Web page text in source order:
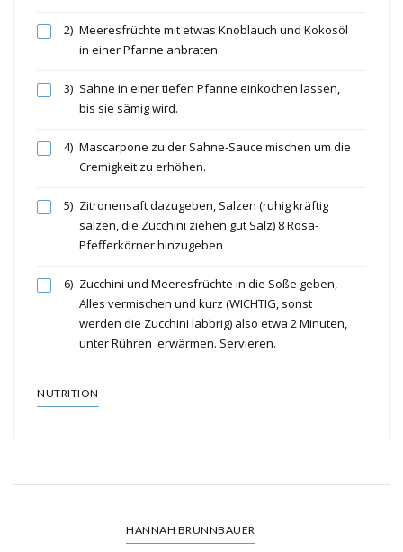
2) Meeresfrüchte mit etwas Knoblauch und Kokosöl
in einer Pfanne anbraten.
3) Sahne in einer tiefen Pfanne einkochen lassen,
bis sie sämig wird.
4) Mascarpone zu der Sahne-Sauce mischen um die
Cremigkeit zu erhöhen.
5) Zitronensaft dazugeben, Salzen (ruhig kräftig
salzen, die Zucchini ziehen gut Salz) 8 Rosa-
Pfefferkörner hinzugeben
6) Zucchini und Meeresfrüchte in die Soße geben,
Alles vermischen und kurz (WICHTIG, sonst
werden die Zucchini labbrig) also etwa 2 Minuten,
unter Rühren erwärmen. Servieren.
NUTRITION
HANNAH BRUNNBAUER